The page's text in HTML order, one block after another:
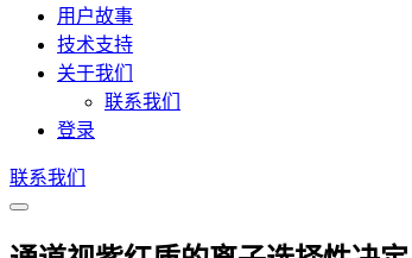
用户故事
技术支持
关于我们
联系我们
登录
联系我们